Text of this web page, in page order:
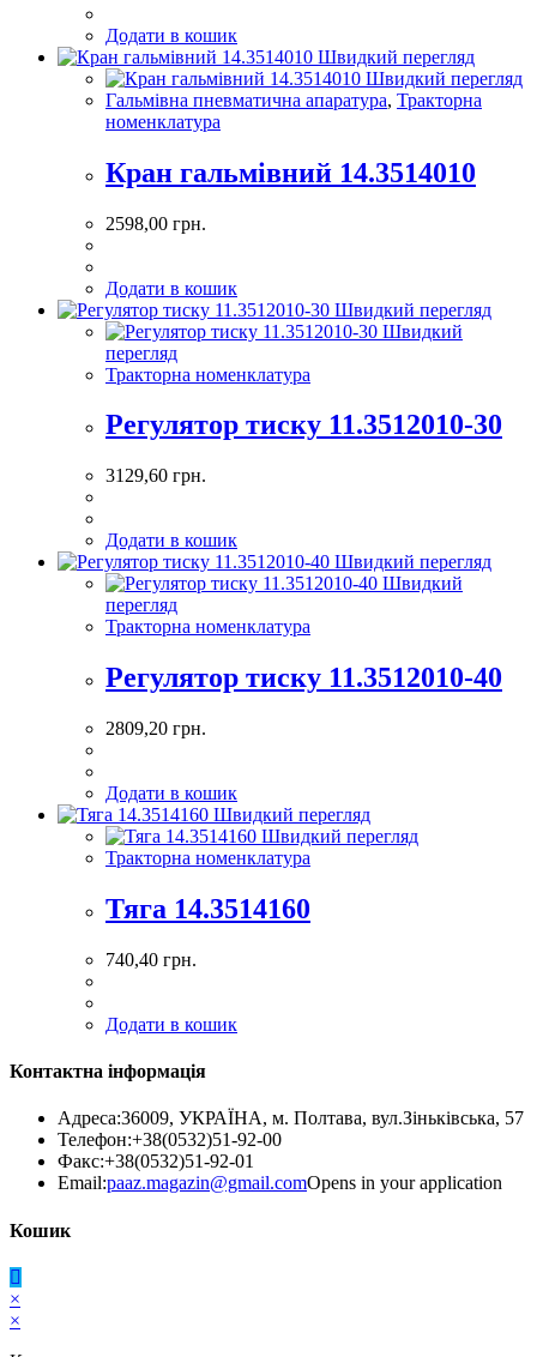
Додати в кошик
Швидкий перегляд
Швидкий перегляд
Гальмівна пневматична апаратура, Тракторна
номенклатура
Кран гальмівний 14.3514010
2598,00 грн.
Додати в кошик
Швидкий перегляд
Швидкий
перегляд
Тракторна номенклатура
Регулятор тиску 11.3512010-30
3129,60 грн.
Додати в кошик
Швидкий перегляд
Швидкий
перегляд
Тракторна номенклатура
Регулятор тиску 11.3512010-40
2809,20 грн.
Додати в кошик
Швидкий перегляд
Швидкий перегляд
Тракторна номенклатура
Тяга 14.3514160
740,40 грн.
Додати в кошик
Контактна інформація
Адреса:36009, УКРАЇНА, м. Полтава, вул.Зіньківська, 57
Телефон:+38(0532)51-92-00
Факс:+38(0532)51-92-01
Email:paaz.magazin@gmail.comOpens in your application
Кошик
×
×